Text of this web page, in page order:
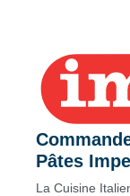
Pâtes
La Cuisine